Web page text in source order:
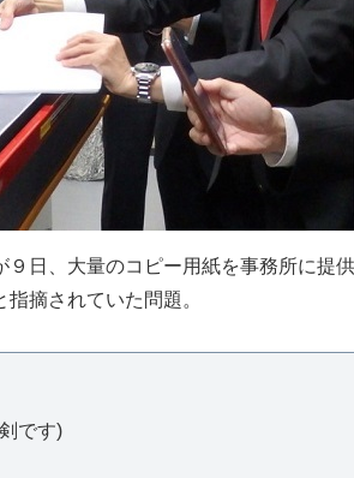
日、大量のコピー用紙を事務所に提
摘されていた問題。
です)